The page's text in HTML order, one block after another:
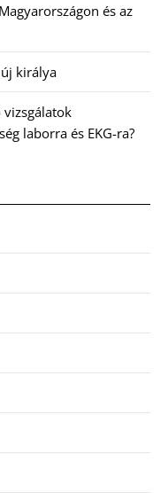
és az
királya
laborra és EKG-ra?